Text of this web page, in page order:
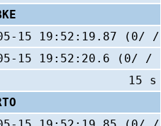
15 19:52:19.87 (0/
15 19:52:20.6 (0/ /
15 s